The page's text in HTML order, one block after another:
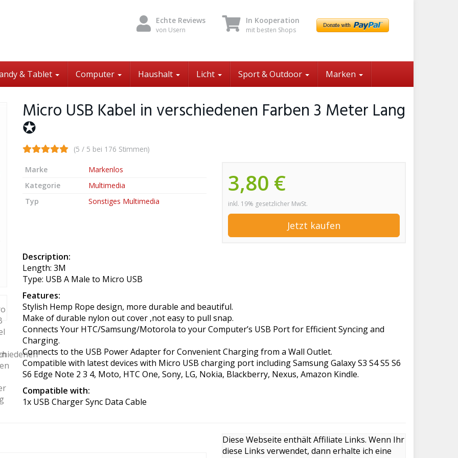
Echte Reviews
von Usern
In Kooperation
mit besten Shops
& Tablet Computer Haushalt Licht Sport & Outdoor Marken
Micro USB Kabel in verschiedenen Farben 3 Meter Lang
✪
(5 / 5 bei 176 Stimmen)
3,80 €
inkl. 19% gesetzlicher MwSt.
Jetzt kaufen
Marke
Markenlos
Kategorie
Multimedia
Typ
Sonstiges Multimedia
Description:
Length: 3M
Type: USB A Male to Micro USB
Features:
Stylish Hemp Rope design, more durable and beautiful.
Make of durable nylon out cover ,not easy to pull snap.
Connects Your HTC/Samsung/Motorola to your Computer’s USB Port for Efficient Syncing and
Charging.
Connects to the USB Power Adapter for Convenient Charging from a Wall Outlet.
Compatible with latest devices with Micro USB charging port including Samsung Galaxy S3 S4 S5 S6
S6 Edge Note 2 3 4, Moto, HTC One, Sony, LG, Nokia, Blackberry, Nexus, Amazon Kindle.
Compatible with:
1x USB Charger Sync Data Cable
Diese Webseite enthält Affiliate Links. Wenn Ihr
diese Links verwendet, dann erhalte ich eine